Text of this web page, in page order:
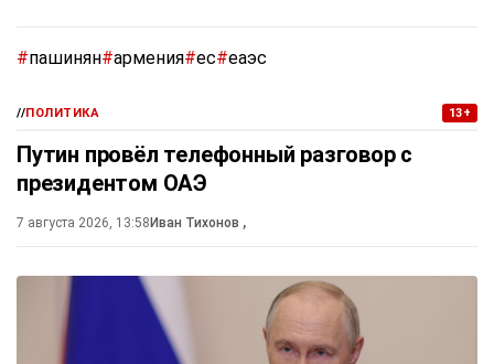
#пашинян#армения#ес#еаэс
//ПОЛИТИКА 13+
Путин провёл телефонный разговор с
президентом ОАЭ
7 августа 2026, 13:58Иван Тихонов ,